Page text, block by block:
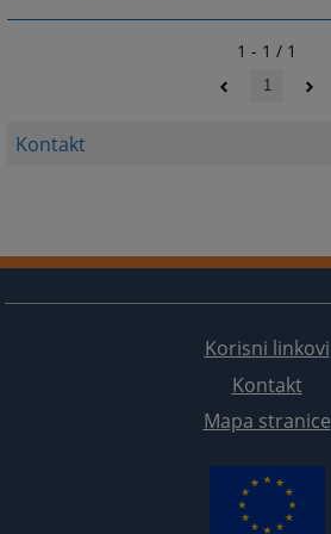
Kontakt
1 - 1 / 1
1
Korisni linkovi
Kontakt
Mapa stranice